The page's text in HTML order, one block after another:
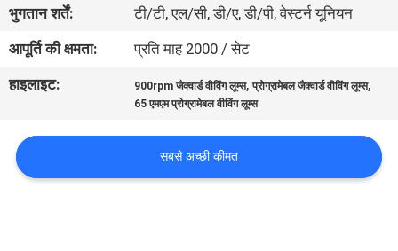
भ्रमण
गुणवत्ता
हमसे
भुगतान शर्तें:
टी/टी, एल/सी, डी/ए, डी/पी, वेस्टर्न यूनियन
आपूर्ति की क्षमता:
प्रति माह 2000 / सेट
हाइलाइट:
900rpm जैक्वार्ड वीविंग लूम्स,प्रोग्रामेबल जैक्वार्ड वीविंग लूम्स,
65 एमएम प्रोग्रामेबल वीविंग लूम्स
सबसे अच्छी कीमत